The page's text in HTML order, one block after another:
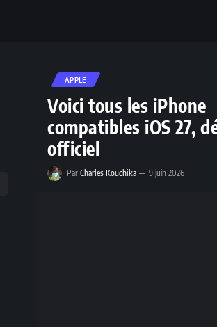
APPLE
Voici tous les iPhone
compatibles iOS 27,
officiel
Par Charles Kouchika 9 juin 2026